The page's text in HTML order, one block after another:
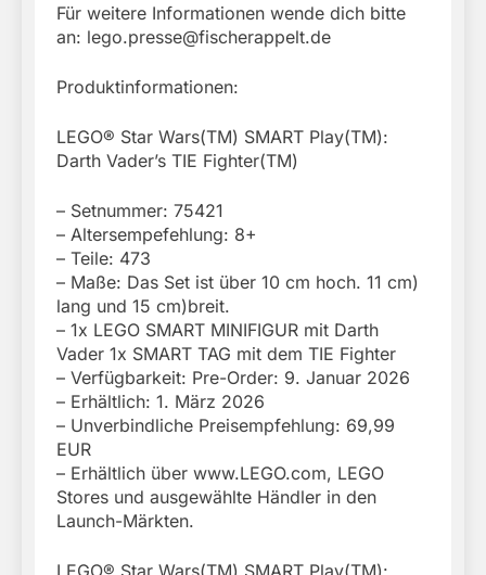
Für weitere Informationen wende dich bitte
an: lego.presse@fischerappelt.de
Produktinformationen:
LEGO® Star Wars(TM) SMART Play(TM):
Darth Vader’s TIE Fighter(TM)
– Setnummer: 75421
– Altersempefehlung: 8+
– Teile: 473
– Maße: Das Set ist über 10 cm hoch. 11 cm)
lang und 15 cm)breit.
– 1x LEGO SMART MINIFIGUR mit Darth
Vader 1x SMART TAG mit dem TIE Fighter
– Verfügbarkeit: Pre-Order: 9. Januar 2026
– Erhältlich: 1. März 2026
– Unverbindliche Preisempfehlung: 69,99
EUR
– Erhältlich über www.LEGO.com, LEGO
Stores und ausgewählte Händler in den
Launch-Märkten.
LEGO® Star Wars(TM) SMART Play(TM):